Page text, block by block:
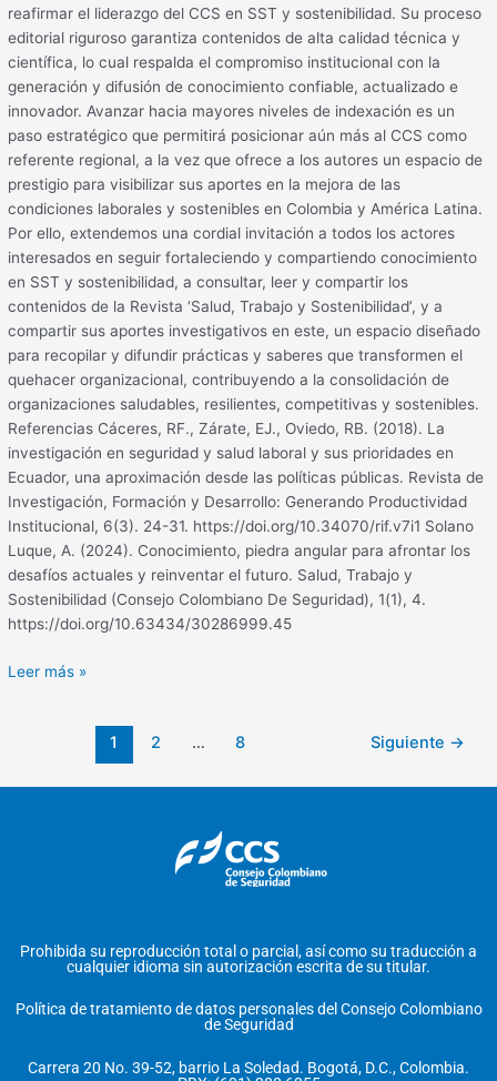
reafirmar el liderazgo del CCS en SST y sostenibilidad. Su proceso
editorial riguroso garantiza contenidos de alta calidad técnica y
científica, lo cual respalda el compromiso institucional con la
generación y difusión de conocimiento confiable, actualizado e
innovador. Avanzar hacia mayores niveles de indexación es un
paso estratégico que permitirá posicionar aún más al CCS como
referente regional, a la vez que ofrece a los autores un espacio de
prestigio para visibilizar sus aportes en la mejora de las
condiciones laborales y sostenibles en Colombia y América Latina.
Por ello, extendemos una cordial invitación a todos los actores
interesados en seguir fortaleciendo y compartiendo conocimiento
en SST y sostenibilidad, a consultar, leer y compartir los
contenidos de la Revista ‘Salud, Trabajo y Sostenibilidad’, y a
compartir sus aportes investigativos en este, un espacio diseñado
para recopilar y difundir prácticas y saberes que transformen el
quehacer organizacional, contribuyendo a la consolidación de
organizaciones saludables, resilientes, competitivas y sostenibles.
Referencias Cáceres, RF., Zárate, EJ., Oviedo, RB. (2018). La
investigación en seguridad y salud laboral y sus prioridades en
Ecuador, una aproximación desde las políticas públicas. Revista de
Investigación, Formación y Desarrollo: Generando Productividad
Institucional, 6(3). 24-31. https://doi.org/10.34070/rif.v7i1 Solano
Luque, A. (2024). Conocimiento, piedra angular para afrontar los
desafíos actuales y reinventar el futuro. Salud, Trabajo y
Sostenibilidad (Consejo Colombiano De Seguridad), 1(1), 4.
https://doi.org/10.63434/30286999.45
Leer más »
1 2 … 8 Siguiente →
Prohibida su reproducción total o parcial, así como su traducción a
cualquier idioma sin autorización escrita de su titular.
Política de tratamiento de datos personales del Consejo Colombiano
de Seguridad
Carrera 20 No. 39-52, barrio La Soledad. Bogotá, D.C., Colombia.